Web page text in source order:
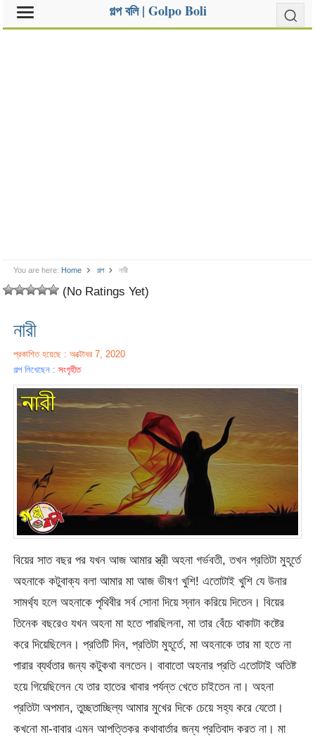
গল্প বলি | Golpo Boli
You are here: Home গল্প নারী
(No Ratings Yet)
নারী
প্রকাশিত হয়েছে : অক্টোবর 7, 2020
গল্প লিখেছেন :সংগৃহীত
বিয়ের সাত বছর পর যখন আজ আমার স্ত্রী অহনা গর্ভবতী, তখন প্রতিটা মুহূর্তে
অহনাকে কটুবাক্য বলা আমার মা আজ ভীষণ খুশি! এতোটাই খুশি যে উনার
সামর্থ্য হলে অহনাকে পৃথিবীর সর্ব সোনা দিয়ে স্নান করিয়ে দিতেন। বিয়ের
তিনেক বছরেও যখন অহনা মা হতে পারছিলনা, মা তার বেঁচে থাকাটা কষ্টের
করে দিয়েছিলেন। প্রতিটি দিন, প্রতিটা মুহূর্তে, মা অহনাকে তার মা হতে না
পারার ব্যর্থতার জন্য কটুকথা বলতেন। বাবাতো অহনার প্রতি এতোটাই অতিষ্ট
হয়ে গিয়েছিলেন যে তার হাতের খাবার পর্যন্ত খেতে চাইতেন না। অহনা
প্রতিটা অপমান, তুচ্ছতাচ্ছিল্য আমার মুখের দিকে চেয়ে সহ্য করে যেতো।
কখনো মা-বাবার এমন আপত্তিকর কথাবার্তার জন্য প্রতিবাদ করত না। মা